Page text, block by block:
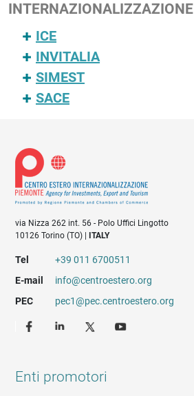
INTERNAZIONALIZZAZIONE
ICE
INVITALIA
SIMEST
SACE
via Nizza 262 int. 56 - Polo Uffici Lingotto
10126 Torino (TO) |
ITALY
Tel
+39 011 6700511
E-mail
info@centroestero.org
PEC
pec1@pec.centroestero.org
Enti promotori